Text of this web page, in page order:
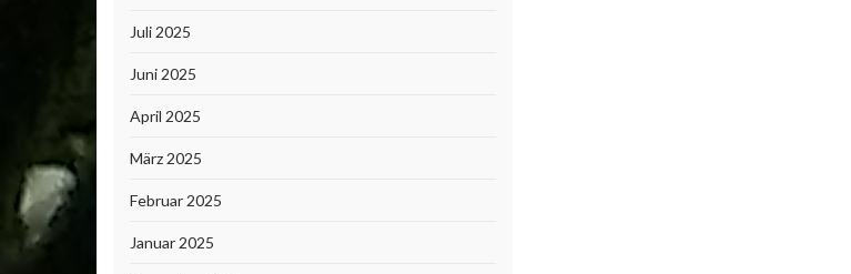
Juli 2025
Juni 2025
April 2025
März 2025
Februar 2025
Januar 2025